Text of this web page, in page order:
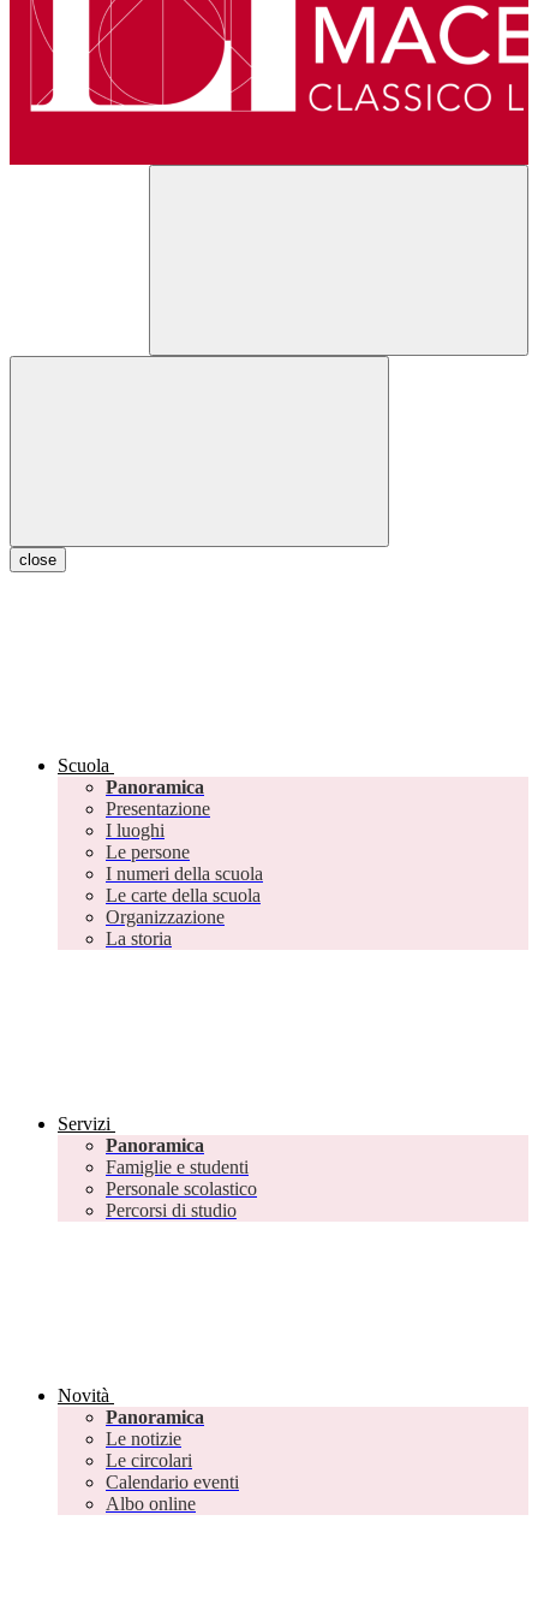
close
Scuola
Panoramica
Presentazione
I luoghi
Le persone
I numeri della scuola
Le carte della scuola
Organizzazione
La storia
Servizi
Panoramica
Famiglie e studenti
Personale scolastico
Percorsi di studio
Novità
Panoramica
Le notizie
Le circolari
Calendario eventi
Albo online